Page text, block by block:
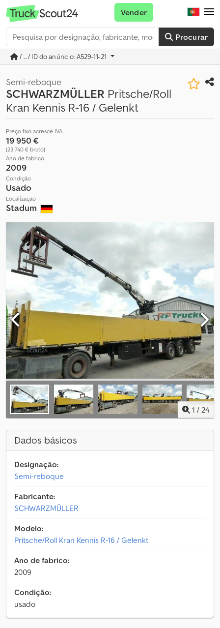
Procurar
Vender
/ ... / ID do anúncio: A529-11-21
Semi-reboque
SCHWARZMÜLLER Pritsche/Roll
Kran Kennis R-16 / Gelenkt
Preço fixo acresce IVA
19 950 €
(23 740 € bruto)
Ano de fabrico
2009
Condição
Usado
Localização
Stadum
1 / 24
Dados básicos
Designação:
Semi-reboque
Fabricante:
SCHWARZMÜLLER
Modelo:
Pritsche/Roll Kran Kennis R-16 / Gelenkt
Ano de fabrico:
2009
Condição:
usado